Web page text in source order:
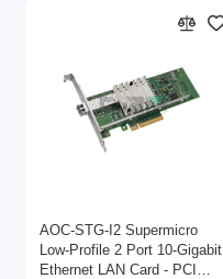
AOC-STG-I2 Supermicro
Low-Profile 2 Port 10-Gigabit
Ethernet LAN Card - PCI